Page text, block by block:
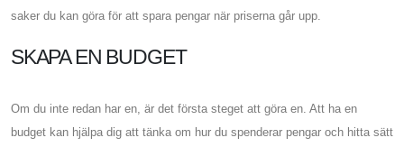
saker du kan göra för att spara pengar när priserna går upp.
SKAPA EN BUDGET
Om du inte redan har en, är det första steget att göra en. Att ha en
budget kan hjälpa dig att tänka om hur du spenderar pengar och hitta sätt